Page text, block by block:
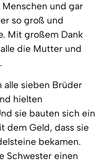
und gar
so groß und
Mit großem Dank
die Mutter und
alle sieben Brüder
hielten
sie bauten sich ein
dem Geld, dass sie
bekamen.
Schwester einen